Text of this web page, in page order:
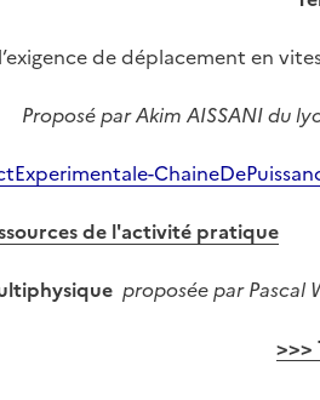
de déplacement en
Proposé par Akim AISSANI du
de l'activité pratique
proposée par Pascal
>>>